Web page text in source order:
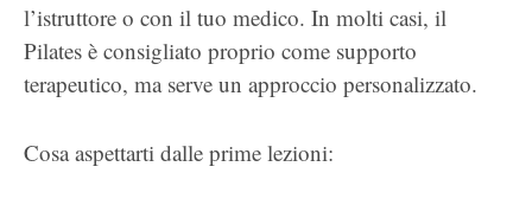
l’istruttore o con il tuo medico. In molti casi, il
Pilates è consigliato proprio come supporto
terapeutico, ma serve un approccio personalizzato.
Cosa aspettarti dalle prime lezioni: